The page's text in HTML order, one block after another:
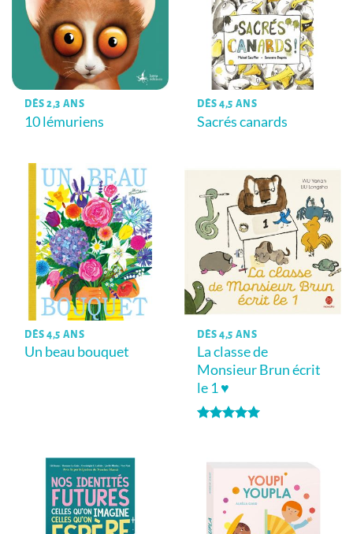
DÈS 2,3 ANS
10 lémuriens
DÈS 4,5 ANS
Sacrés canards
DÈS 4,5 ANS
Un beau bouquet
DÈS 4,5 ANS
La classe de
Monsieur Brun écrit
le 1 ♥